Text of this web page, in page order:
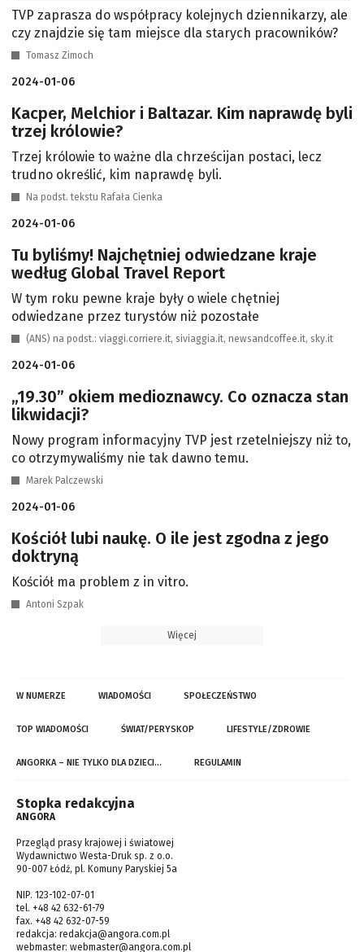
TVP zaprasza do współpracy kolejnych dziennikarzy, ale
czy znajdzie się tam miejsce dla starych pracowników?
Tomasz Zimoch
2024-01-06
Kacper, Melchior i Baltazar. Kim naprawdę byli
trzej królowie?
Trzej królowie to ważne dla chrześcijan postaci, lecz
trudno określić, kim naprawdę byli.
Na podst. tekstu Rafała Cienka
2024-01-06
Tu byliśmy! Najchętniej odwiedzane kraje
według Global Travel Report
W tym roku pewne kraje były o wiele chętniej
odwiedzane przez turystów niż pozostałe
(ANS) na podst.: viaggi.corriere.it, siviaggia.it, newsandcoffee.it, sky.it
2024-01-06
„19.30” okiem medioznawcy. Co oznacza stan
likwidacji?
Nowy program informacyjny TVP jest rzetelniejszy niż to,
co otrzymywaliśmy nie tak dawno temu.
Marek Palczewski
2024-01-06
Kościół lubi naukę. O ile jest zgodna z jego
doktryną
Kościół ma problem z in vitro.
Antoni Szpak
Więcej
W NUMERZE WIADOMOŚCI SPOŁECZEŃSTWO
TOP WIADOMOŚCI ŚWIAT/PERYSKOP LIFESTYLE/ZDROWIE
ANGORKA – NIE TYLKO DLA DZIECI… REGULAMIN
Stopka redakcyjna
ANGORA
Przegląd prasy krajowej i światowej
Wydawnictwo Westa-Druk sp. z o.o.
90-007 Łódź, pl. Komuny Paryskiej 5a
NIP. 123-102-07-01
tel. +48 42 632-61-79
fax. +48 42 632-07-59
redakcja: redakcja@angora.com.pl
webmaster: webmaster@angora.com.pl